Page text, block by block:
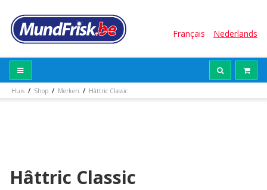
Français Nederlands
Huis / Shop / Merken / Hâttric Classic
Hâttric Classic